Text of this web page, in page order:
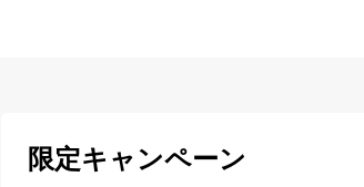
限定キャンペーン